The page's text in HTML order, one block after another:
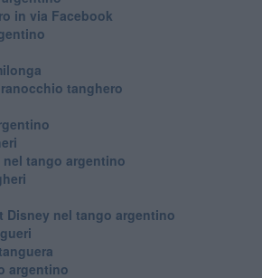
in via Facebook
tanghero
tango argentino
Disney nel tango argentino
argentino